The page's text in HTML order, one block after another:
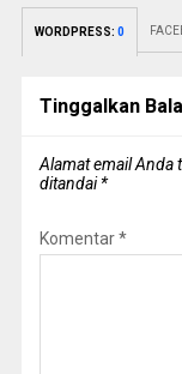
WORDPRESS: 0
Tinggalkan
Alamat email Anda
ditandai*
Komentar*